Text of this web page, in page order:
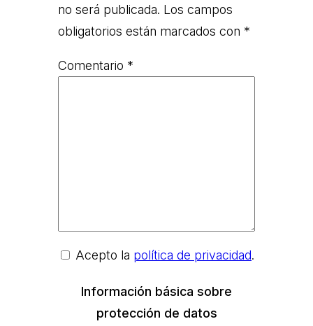
no será publicada. Los campos
obligatorios están marcados con *
Comentario *
Acepto la política de privacidad.
Información básica sobre
protección de datos